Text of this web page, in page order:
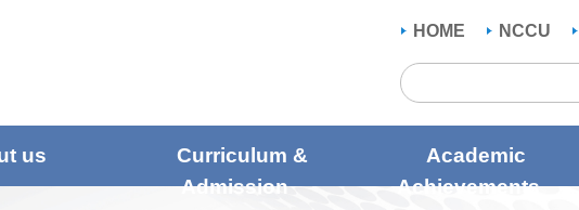
HOME NCCU
us
Curriculum &
Admission
Academic
Achievements